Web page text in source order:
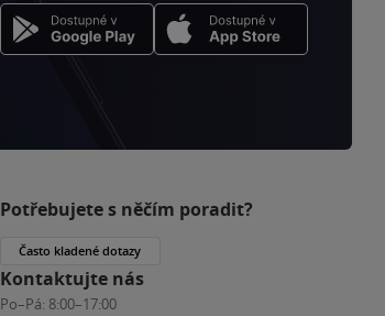
Potřebujete s něčím poradit?
Často kladené dotazy
Kontaktujte nás
Po–Pá: 8:00–17:00